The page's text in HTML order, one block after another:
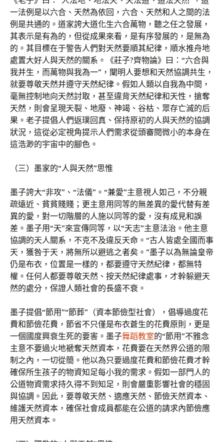
一法例是以六合、天然為依回，六合、天然和人之間的法
例是共通的。道家誇大道化生六合萬物，聽之任之發展，
其表示是有為的，但從成果來看，是有序發展的，是無為
的。其目標在于警告人們對天然要順其紀律，順水推舟地
處置大好人與天然的關系。《莊子?齊物論》曰：“六合與
我并生，而萬物與我為一”，闡明人要想和天然協調共生，
就要尊敬天然并遵守天然紀律。假如人類以自我為中間，
毫無控制地向天然討取，甚至違背天然紀律和天性，搶奪
天然，則會呈現天裂、地廢、神竭、谷枯、眾存亡滅的后
果。老子提倡人們返璞回真、保持原初的人與天然的協調
狀況，這從必定視角提示人們需求從頭審閱微小的本身在
這浩渺的宇宙中的腳色。
（三）墨家的“人與天然”思惟
墨子誇大“非攻”、“法儀”。“兼愛”主意視人如己，不分親
疏遠近、貧貧賤賤；更主意用同等的無差異的愛代替有差
異的愛，對一切階層的人施以同等的愛，沒有成見和誤
差。墨子用“天”來宣傳同等，以“天志”主意法治。他主意
協調的天人關系，不克不及違反天命。“古人皆處全國而事
天，獲咎于天，將無所以避逃之者矣。”墨子以為無論皇帝
仍是布衣，位置是一樣的，都要遵守天然紀律，都無特
權。任何人都要尊敬天然、按天然紀律處事，才幹躲避天
然的處分，保證人類社會的長盛不衰。
墨子提倡“節用”“節葬”（資本節儉型社會），倡導過度花
費和節儉花費，節省不只僅是布衣蒼生的花費原則，更是
一個國度興衰生死的要害。墨子舞蹈教室的“節用”不雅念
主意不要過火地褫奪天然資本，花費要在天然界公道的限
制之內，一切從簡。他以為只要過度花費和節儉花費才幹
確保所生孩子的物資知足每小我的需求。假如一部門人的
公道物資需求持久得不到知足，則會嚴重影響社會的穩固
與協調。因此，要尊敬天然、適應天然、節儉天然資本、
維護天然資本，確保社會成員都能在公道的請求內節儉應
用天然資本。